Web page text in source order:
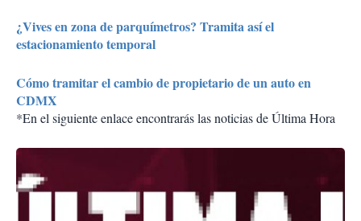
¿Vives en zona de parquímetros? Tramita así el
estacionamiento temporal
Cómo tramitar el cambio de propietario de un auto en
CDMX
*En el siguiente enlace encontrarás las noticias de Última Hora